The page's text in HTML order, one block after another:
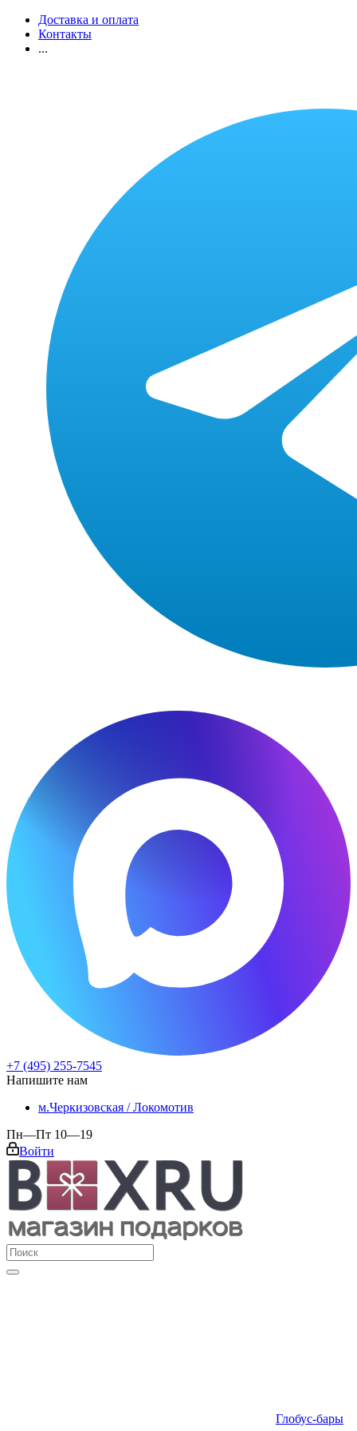
Доставка и оплата
Контакты
...
+7 (495) 255-7545
Напишите нам
м.Черкизовская / Локомотив
Пн—Пт 10—19
Войти
Глобус-бары